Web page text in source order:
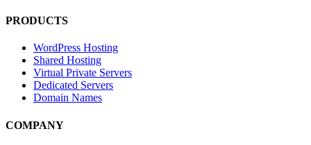
PRODUCTS
WordPress Hosting
Shared Hosting
Virtual Private Servers
Dedicated Servers
Domain Names
COMPANY